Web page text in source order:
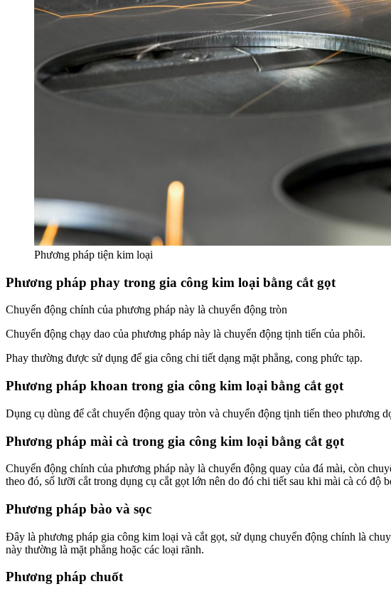
Phương pháp tiện kim loại
Phương pháp phay trong gia công kim loại bằng cắt gọt
Chuyển động chính của phương pháp này là chuyển động tròn
Chuyển động chạy dao của phương pháp này là chuyển động tịnh tiến của phôi.
Phay thường được sử dụng để gia công chi tiết dạng mặt phẳng, cong phức tạp.
Phương pháp khoan trong gia công kim loại bằng cắt gọt
Dụng cụ dùng để cắt chuyển động quay tròn và chuyển động tịnh tiến theo phương
Phương pháp mài cà trong gia công kim loại bằng cắt gọt
Chuyển động chính của phương pháp này là chuyển động quay của đá mài, còn
theo đó, số lưỡi cắt trong dụng cụ cắt gọt lớn nên do đó chi tiết sau khi mài cà có độ
Phương pháp bào và sọc
Đây là phương pháp gia công kim loại và cắt gọt, sử dụng chuyển động chính là
này thường là mặt phẳng hoặc các loại rãnh.
Phương pháp chuốt